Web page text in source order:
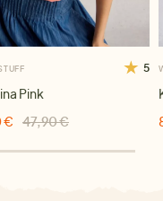
5
Pink
€
47,90 €